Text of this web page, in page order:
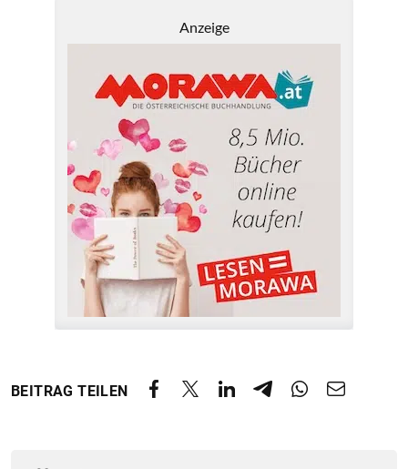
Anzeige
BEITRAG TEILEN